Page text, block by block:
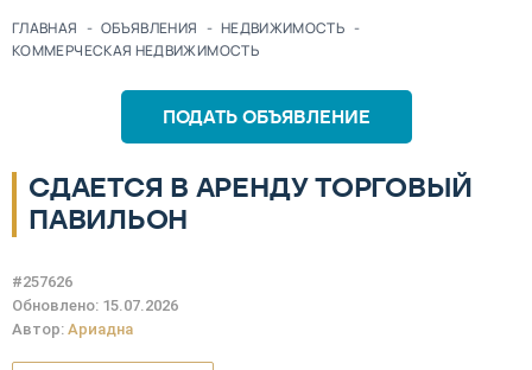
ГЛАВНАЯ - ОБЪЯВЛЕНИЯ - НЕДВИЖИМОСТЬ -
КОММЕРЧЕСКАЯ НЕДВИЖИМОСТЬ
СДАЕТСЯ В АРЕНДУ ТОРГОВЫЙ
ПАВИЛЬОН
ПОДАТЬ ОБЪЯВЛЕНИЕ
#257626
Обновлено: 15.07.2026
Автор: Ариадна